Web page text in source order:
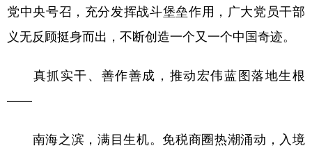
党中央号召，充分发挥战斗堡垒作用，广大党员干部
义无反顾挺身而出，不断创造一个又一个中国奇迹。
真抓实干、善作善成，推动宏伟蓝图落地生根
——
南海之滨，满目生机。免税商圈热潮涌动，入境